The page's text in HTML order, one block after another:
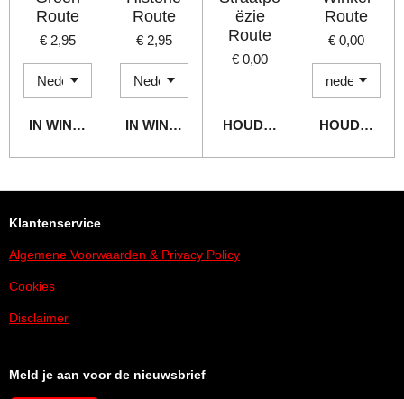
Route
€ 2,95
IN WINKELWAGEN
Route
€ 2,95
IN WINKELWAGEN
ëzie
Route
€ 0,00
HOUD MIJ OP DE HOOGTE
Route
€ 0,00
HOUD MIJ
Klantenservice
Algemene Voorwaarden & Privacy Policy
Cookies
Disclaimer
Meld je aan voor de nieuwsbrief